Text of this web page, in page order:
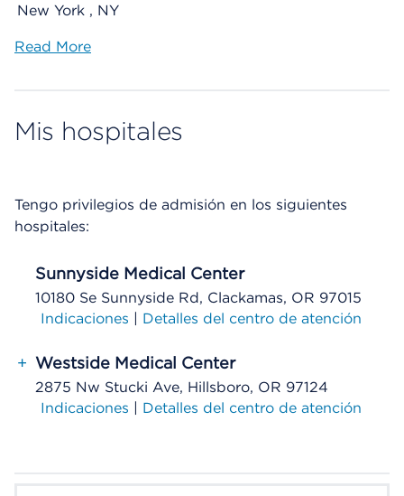
New York , NY
Read More
Mis hospitales
Tengo privilegios de admisión en los siguientes
hospitales:
Sunnyside Medical Center
10180 Se Sunnyside Rd, Clackamas, OR 97015
Indicaciones | Detalles del centro de atención
+ Westside Medical Center
2875 Nw Stucki Ave, Hillsboro, OR 97124
Indicaciones | Detalles del centro de atención